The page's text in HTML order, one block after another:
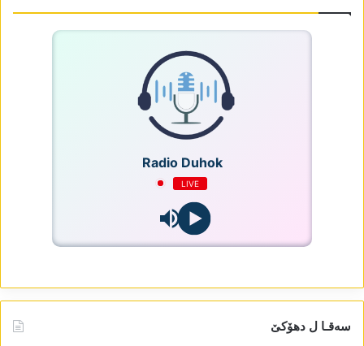
Radio Duhok
LIVE
سەقـا ل دھۆکێ